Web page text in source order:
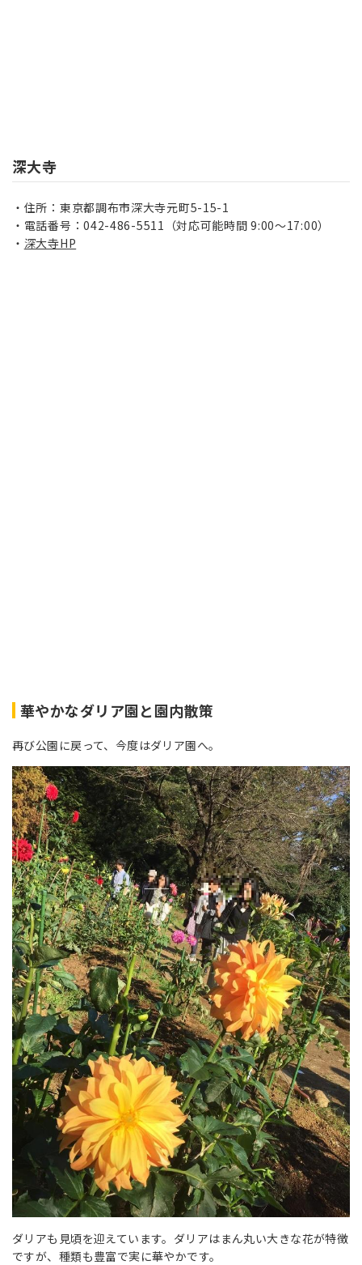
深大寺
住所：東京都調布市深大寺元町5-15-1
電話番号：042-486-5511（対応可能時間 9:00～17:00）
深大寺HP
華やかなダリア園と園内散策
再び公園に戻って、今度はダリア園へ。
ダリアも見頃を迎えています。ダリアはまん丸い大きな花が特徴
ですが、種類も豊富で実に華やかです。